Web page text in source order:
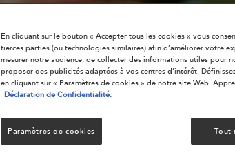
En cliquant sur le bouton « Accepter tous les cookies » vous
tierces parties (ou technologies similaires) afin d’améliorer votre
mesurer notre audience, de collecter des informations utiles pour
proposer des publicités adaptées à vos centres d’intérêt.
en cliquant sur « Paramètres de cookies » de notre site Web.
Déclaration de Confidentialité.
Tout
Paramètres de cookies